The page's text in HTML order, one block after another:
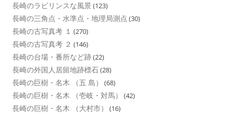
長崎のラビリンスな風景 (123)
長崎の三角点・水準点・地理局測点 (30)
長崎の古写真考 １ (270)
長崎の古写真考 ２ (146)
長崎の台場・番所など跡(22)
長崎の外国人居留地跡標石(28)
長崎の巨樹・名木 （五 島） (68)
長崎の巨樹・名木 （壱岐・対馬） (42)
長崎の巨樹・名木 （大村市） (16)